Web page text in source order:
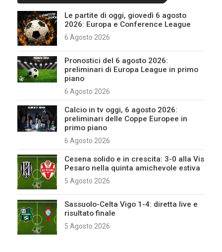
Le partite di oggi, giovedì 6 agosto
2026: Europa e Conference League
6 Agosto 2026
Pronostici del 6 agosto 2026:
preliminari di Europa League in primo
piano
6 Agosto 2026
Calcio in tv oggi, 6 agosto 2026:
preliminari delle Coppe Europee in
primo piano
6 Agosto 2026
Cesena solido e in crescita: 3-0 alla Vis
Pesaro nella quinta amichevole estiva
5 Agosto 2026
Sassuolo-Celta Vigo 1-4: diretta live e
risultato finale
5 Agosto 2026